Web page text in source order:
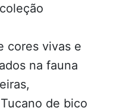
cores vivas e
na fauna
de bico